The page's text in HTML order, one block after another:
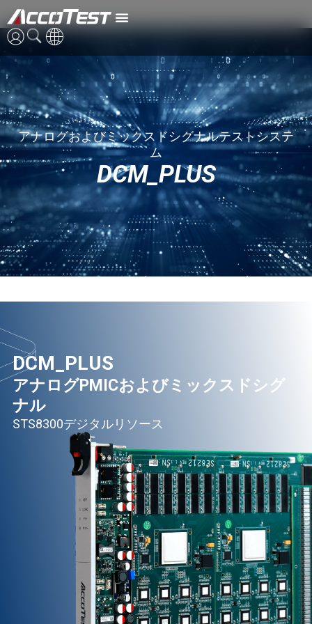
中国語
日本語
DCM_PLUS
アナログおよびミックスドシグナルテストシステ
ム
DCM_PLUS
DCM_PLUS
アナログPMICおよびミックスドシグ
ナル
STS8300デジタルリソース